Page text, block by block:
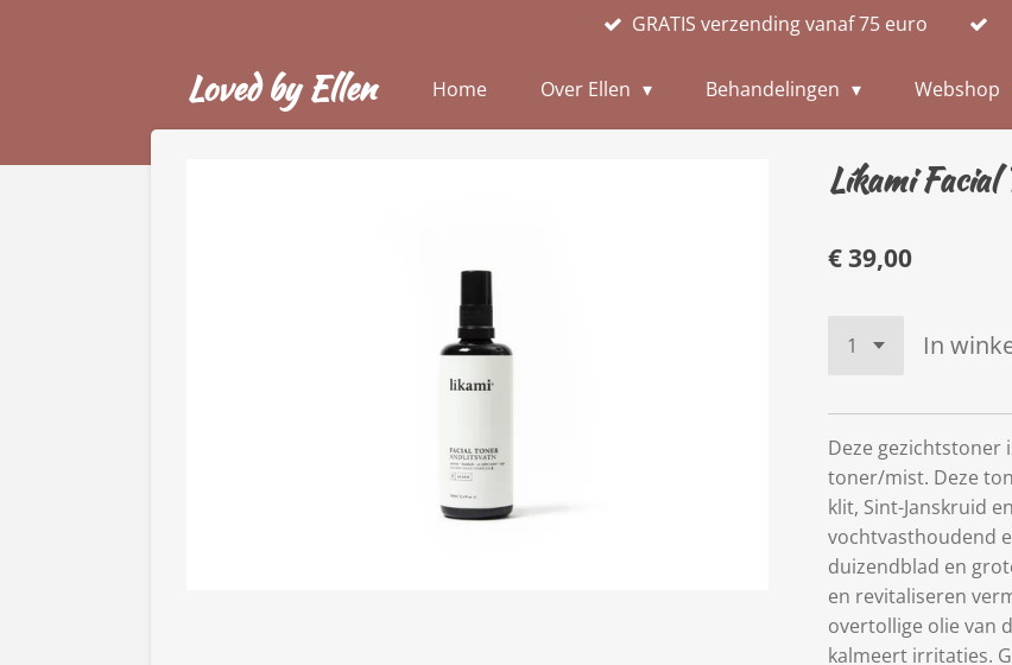
GRATIS verzending vanaf 75 euro
Loved by Ellen Home Over Ellen Behandelingen Webshop
Líkami
€ 39,00
In
Deze gezichtstoner
toner/mist. Deze
klit, Sint-Janskruid
vochtvasthoudend
duizendblad en
en revitaliseren
overtollige olie van
kalmeert irritaties.